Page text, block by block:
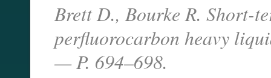
Brett D., Bourke R. Short-
perfluorocarbon heavy
— P. 694–698.